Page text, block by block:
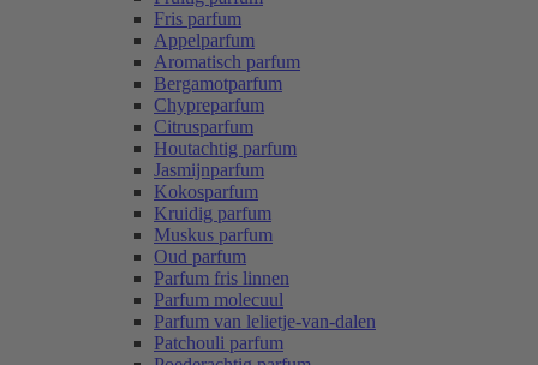
Fris parfum
Appelparfum
Aromatisch parfum
Bergamotparfum
Chypreparfum
Citrusparfum
Houtachtig parfum
Jasmijnparfum
Kokosparfum
Kruidig parfum
Muskus parfum
Oud parfum
Parfum fris linnen
Parfum molecuul
Parfum van lelietje-van-dalen
Patchouli parfum